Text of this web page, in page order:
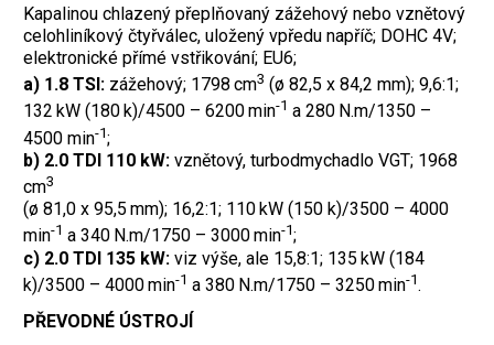
Kapalinou chlazený přeplňovaný zážehový nebo vznětový
celohliníkový čtyřválec, uložený vpředu napříč; DOHC 4V;
elektronické přímé vstřikování; EU6;
a) 1.8 TSI: zážehový; 1798 cm3 (ø 82,5 x 84,2 mm); 9,6:1;
132 kW (180 k)/4500 – 6200 min-1 a 280 N.m/1350 –
4500 min-1;
b) 2.0 TDI 110 kW: vznětový, turbodmychadlo VGT; 1968
cm3
(ø 81,0 x 95,5 mm); 16,2:1; 110 kW (150 k)/3500 – 4000
min-1 a 340 N.m/1750 – 3000 min-1;
c) 2.0 TDI 135 kW: viz výše, ale 15,8:1; 135 kW (184
k)/3500 – 4000 min-1 a 380 N.m/1750 – 3250 min-1.
PŘEVODNÉ ÚSTROJÍ